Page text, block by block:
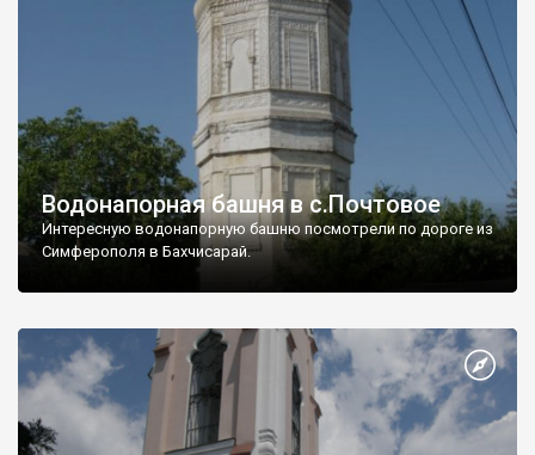
Водонапорная башня в с.Почтовое
Интересную водонапорную башню посмотрели по дороге из
Симферополя в Бахчисарай.